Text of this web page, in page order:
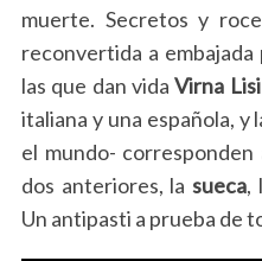
muerte. Secretos y
reconvertida a embajada
las que dan vidaVirna Lisi
italiana y una española, y
el mundo- corresponden
dos anteriores, lasueca,
Un antipasti a prueba de